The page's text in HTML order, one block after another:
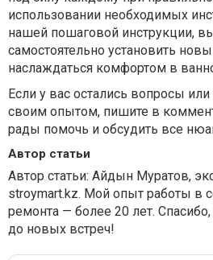
использовании необходимых
нашей пошаговой инструкции,
самостоятельно установить
наслаждаться комфортом в
Если у вас остались вопросы
своим опытом, пишите в
рады помочь и обсудить все
Автор статьи
Автор статьи: Айдын Муратов,
stroymart.kz. Мой опыт работы в
ремонта — более 20 лет. Спасибо,
до новых встреч!